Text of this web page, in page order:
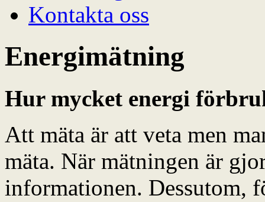
Kontakta oss
Energimätning
Hur mycket energi
Att mäta är att veta men
mäta. När mätningen är
informationen. Dessutom,